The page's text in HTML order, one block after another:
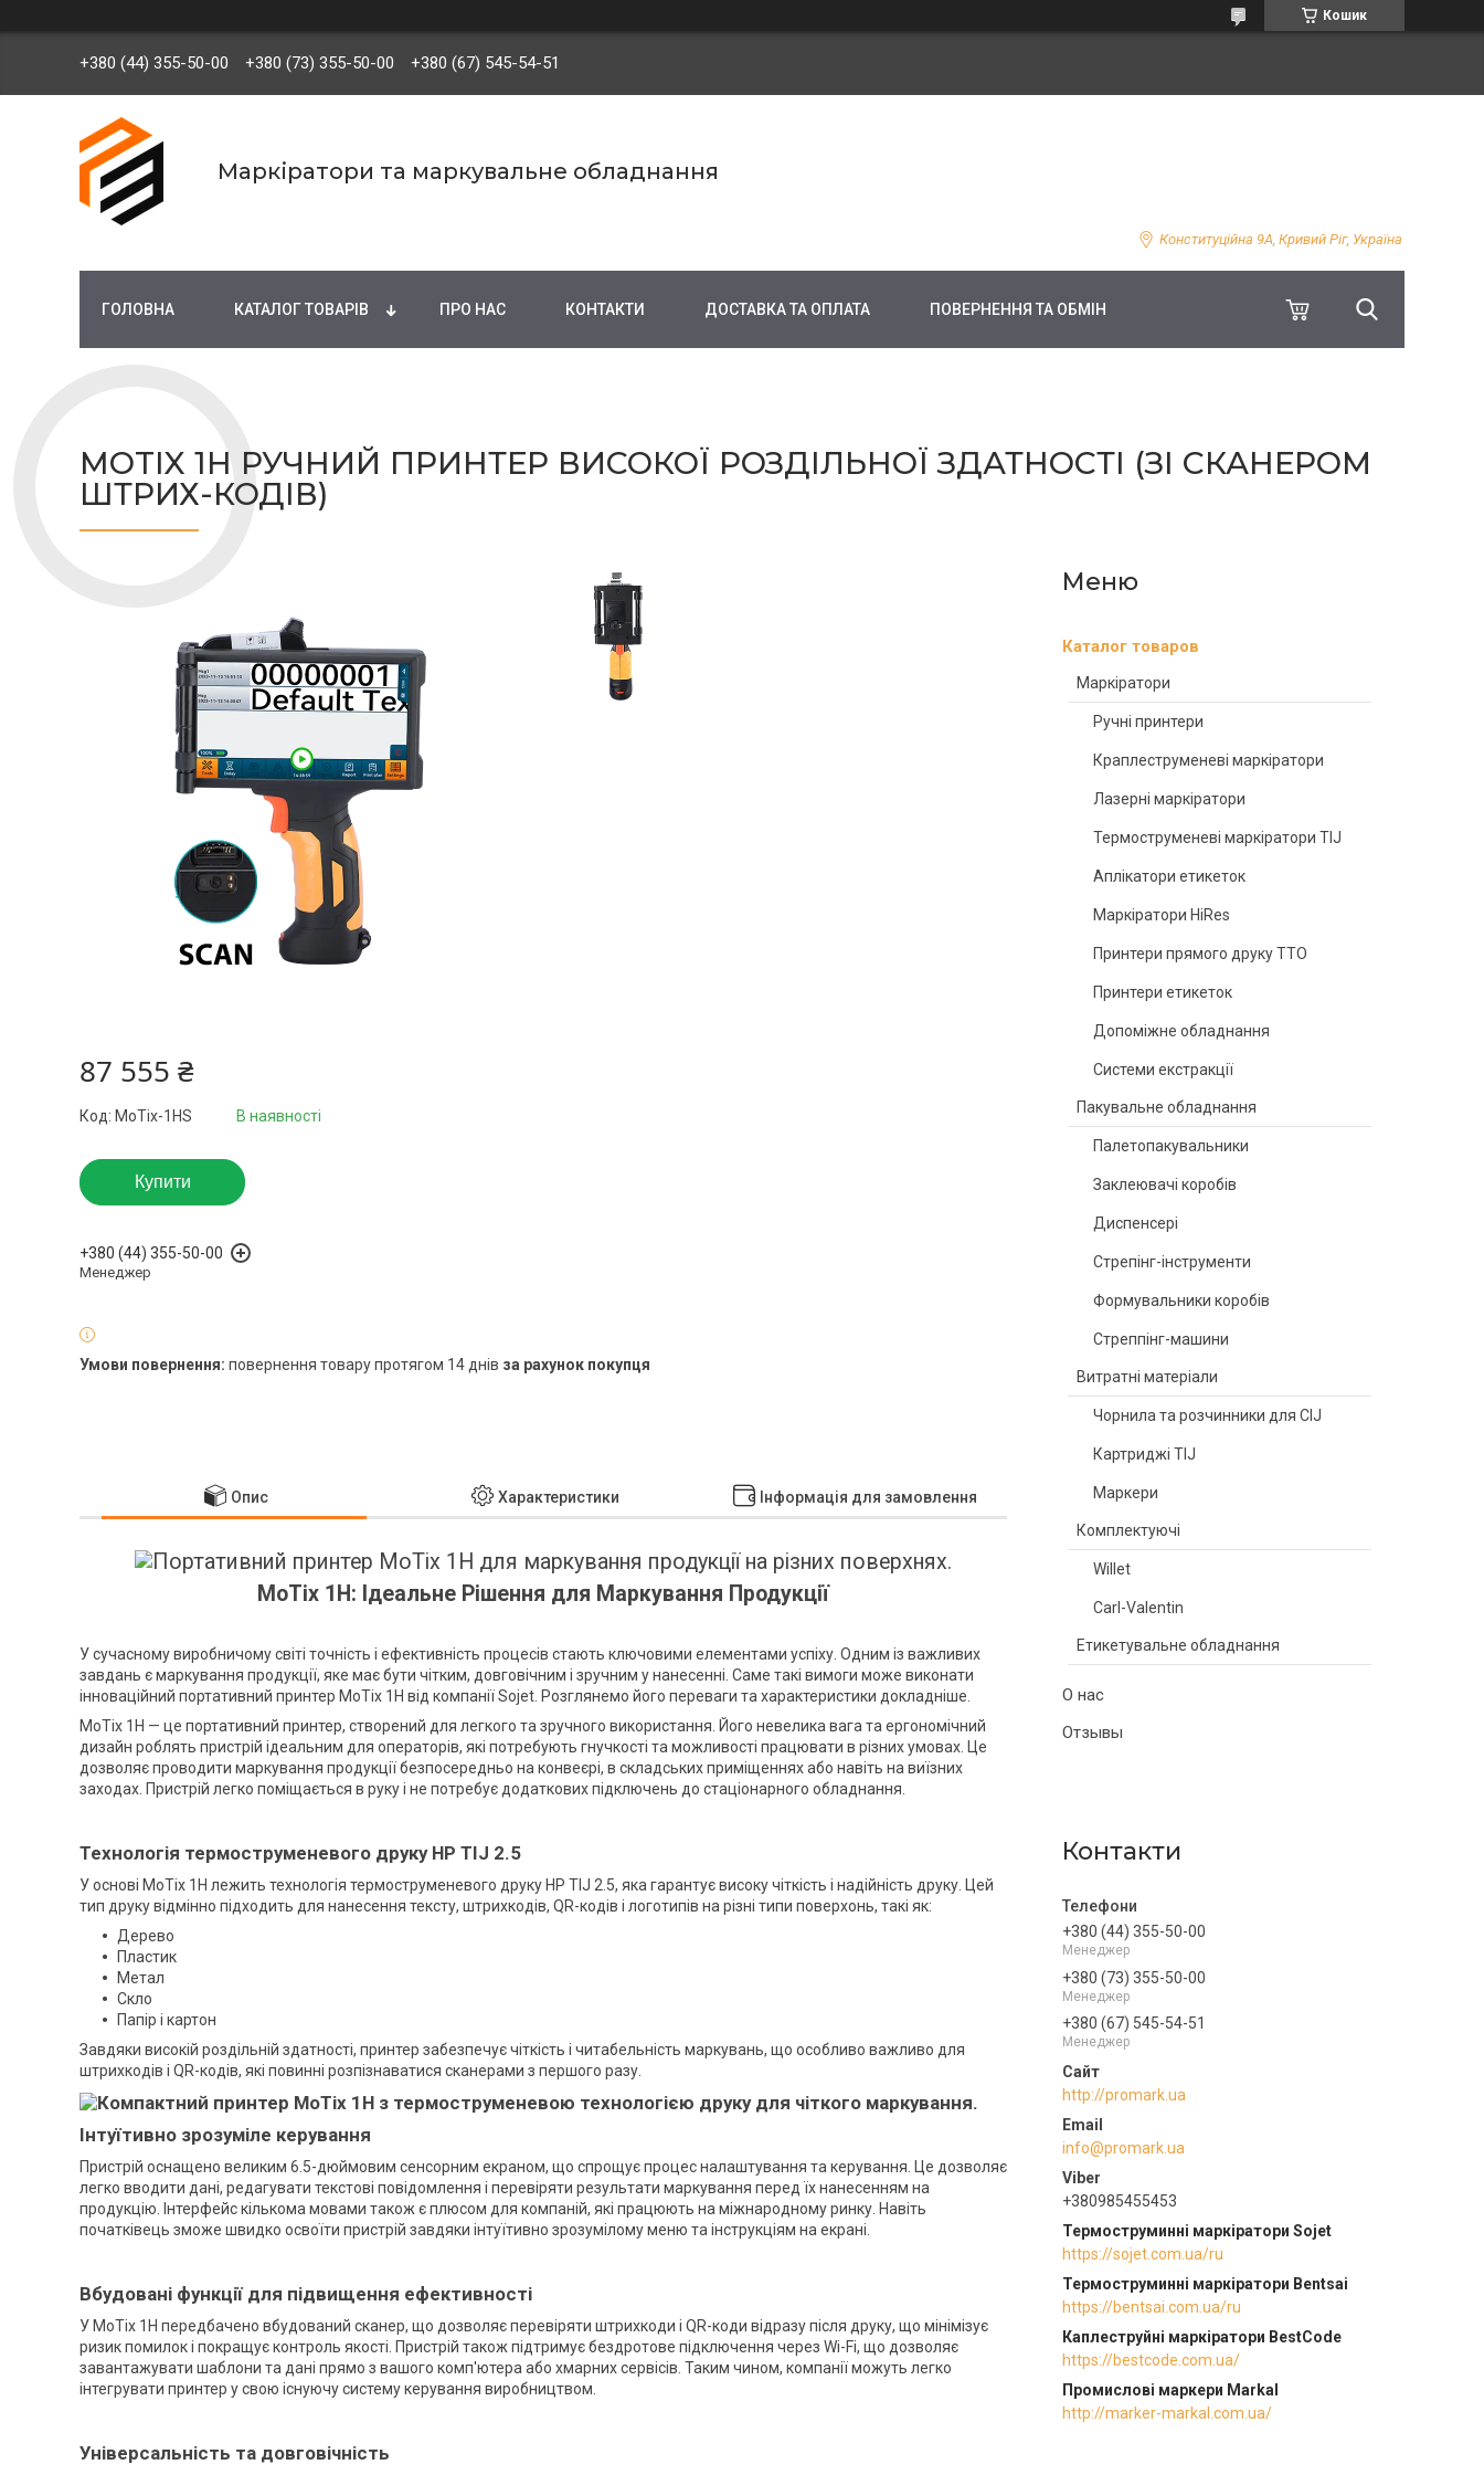
Кошик
+380 (44) 355-50-00 +380 (73) 355-50-00 +380 (67) 545-54-51
Маркіратори та маркувальне обладнання
Конституційна 9А, Кривий Ріг, Україна
ГОЛОВНА КАТАЛОГ ТОВАРІВ ПРО НАС КОНТАКТИ ДОСТАВКА ТА ОПЛАТА ПОВЕРНЕННЯ ТА ОБМІН
MOTIX 1H РУЧНИЙ ПРИНТЕР ВИСОКОЇ РОЗДІЛЬНОЇ ЗДАТНОСТІ (ЗІ СКАНЕРОМ
ШТРИХ-КОДІВ)
Каталог товаров
Маркіратори
Ручні принтери
Краплеструменеві маркіратори
Лазерні маркіратори
Термоструменеві маркіратори TIJ
Аплікатори етикеток
Маркіратори HiRes
Принтери прямого друку TTO
Принтери етикеток
Допоміжне обладнання
Системи екстракції
Пакувальне обладнання
Палетопакувальники
Заклеювачі коробів
Диспенсері
Стрепінг-інструменти
Формувальники коробів
Стреппінг-машини
Витратні матеріали
Чорнила та розчинники для CIJ
Картриджі TIJ
Маркери
Комплектуючі
Willet
Carl-Valentin
Етикетувальне обладнання
О нас
Отзывы
Контакти
+380 (44) 355-50-00
Менеджер
+380 (73) 355-50-00
Менеджер
+380 (67) 545-54-51
Менеджер
http://promark.ua
info@promark.ua
+380985455453
Термоструминні маркіратори Sojet
https://sojet.com.ua/ru
Термоструминні маркіратори Bentsai
https://bentsai.com.ua/ru
Каплеструйні маркіратори BestCode
https://bestcode.com.ua/
Промислові маркери Markal
http://marker-markal.com.ua/
87 555 ₴
В наявності
Код: MoTix-1HS
Купити
+380 (44) 355-50-00
Менеджер
повернення товару протягом 14 днів за рахунок покупця
Опис Характеристики Інформація для замовлення
MoTix 1H: Ідеальне Рішення для Маркування Продукції
У сучасному виробничому світі точність і ефективність процесів стають ключовими елементами успіху. Одним із важливих
завдань є маркування продукції, яке має бути чітким, довговічним і зручним у нанесенні. Саме такі вимоги може виконати
інноваційний портативний принтер MoTix 1H від компанії Sojet. Розглянемо його переваги та характеристики докладніше.
MoTix 1H — це портативний принтер, створений для легкого та зручного використання. Його невелика вага та ергономічний
дизайн роблять пристрій ідеальним для операторів, які потребують гнучкості та можливості працювати в різних умовах. Це
дозволяє проводити маркування продукції безпосередньо на конвеєрі, в складських приміщеннях або навіть на виїзних
заходах. Пристрій легко поміщається в руку і не потребує додаткових підключень до стаціонарного обладнання.
Технологія термоструменевого друку HP TIJ 2.5
У основі MoTix 1H лежить технологія термоструменевого друку HP TIJ 2.5, яка гарантує високу чіткість і надійність друку. Цей
тип друку відмінно підходить для нанесення тексту, штрихкодів, QR-кодів і логотипів на різні типи поверхонь, такі як:
Дерево
Пластик
Метал
Скло
Папір і картон
Завдяки високій роздільній здатності, принтер забезпечує чіткість і читабельність маркувань, що особливо важливо для
штрихкодів і QR-кодів, які повинні розпізнаватися сканерами з першого разу.
Інтуїтивно зрозуміле керування
Пристрій оснащено великим 6.5-дюймовим сенсорним екраном, що спрощує процес налаштування та керування. Це дозволяє
легко вводити дані, редагувати текстові повідомлення і перевіряти результати маркування перед їх нанесенням на
продукцію. Інтерфейс кількома мовами також є плюсом для компаній, які працюють на міжнародному ринку. Навіть
початківець зможе швидко освоїти пристрій завдяки інтуїтивно зрозумілому меню та інструкціям на екрані.
Вбудовані функції для підвищення ефективності
У MoTix 1H передбачено вбудований сканер, що дозволяє перевіряти штрихкоди і QR-коди відразу після друку, що мінімізує
ризик помилок і покращує контроль якості. Пристрій також підтримує бездротове підключення через Wi-Fi, що дозволяє
завантажувати шаблони та дані прямо з вашого комп'ютера або хмарних сервісів. Таким чином, компанії можуть легко
інтегрувати принтер у свою існуючу систему керування виробництвом.
Універсальність та довговічність